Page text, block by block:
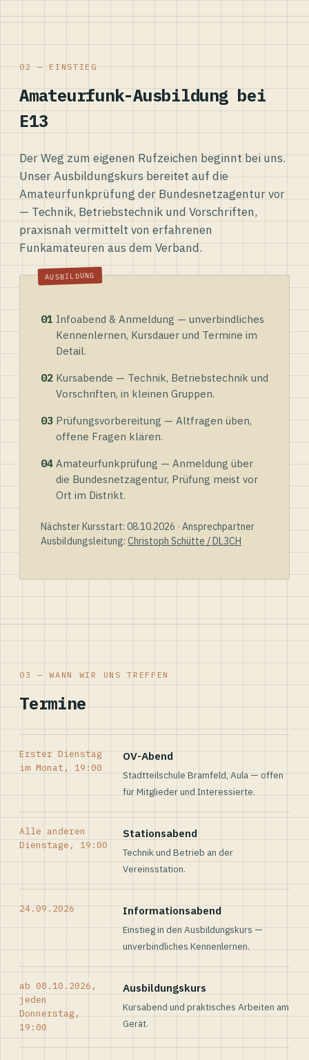
02 — EINSTIEG
Amateurfunk-Ausbildung bei
E13
Der Weg zum eigenen Rufzeichen beginnt bei uns.
Unser Ausbildungskurs bereitet auf die
Amateurfunkprüfung der Bundesnetzagentur vor
— Technik, Betriebstechnik und Vorschriften,
praxisnah vermittelt von erfahrenen
Funkamateuren aus dem Verband.
01 Infoabend & Anmeldung — unverbindliches
Kennenlernen, Kursdauer und Termine im
Detail.
02 Kursabende — Technik, Betriebstechnik und
Vorschriften, in kleinen Gruppen.
03 Prüfungsvorbereitung — Altfragen üben,
offene Fragen klären.
04 Amateurfunkprüfung — Anmeldung über
die Bundesnetzagentur, Prüfung meist vor
Ort im Distrikt.
Nächster Kursstart: 08.10.2026 · Ansprechpartner
Ausbildungsleitung: Christoph Schütte / DL3CH
03 — WANN WIR UNS TREFFEN
Termine
Erster Dienstag
im Monat, 19:00
OV-Abend
Stadtteilschule Bramfeld, Aula — offen
für Mitglieder und Interessierte.
Alle anderen
Dienstage, 19:00
Stationsabend
Technik und Betrieb an der
Vereinsstation.
24.09.2026 Informationsabend
Einstieg in den Ausbildungskurs —
unverbindliches Kennenlernen.
ab 08.10.2026,
jeden
Donnerstag,
19:00
Ausbildungskurs
Kursabend und praktisches Arbeiten am
Gerät.